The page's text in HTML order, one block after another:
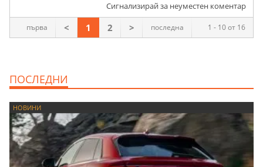
Сигнализирай за неуместен коментар
1 - 10 от 16
първа < 1 2 > последна
ПОСЛЕДНИ
НОВИНИ